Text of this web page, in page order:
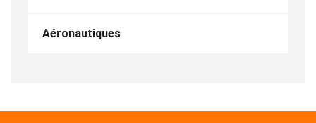
Aéronautiques